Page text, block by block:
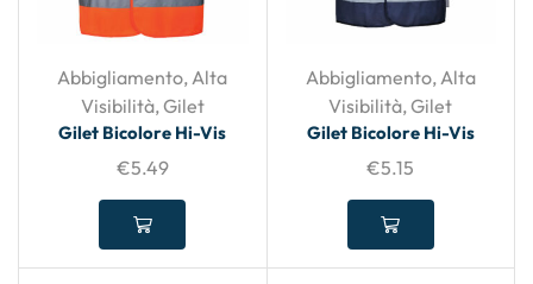
Abbigliamento,Alta
Visibilità,Gilet
Gilet Bicolore Hi-Vis
€5.49
Abbigliamento,Alta
Visibilità,Gilet
Gilet Bicolore Hi-Vis
€5.15